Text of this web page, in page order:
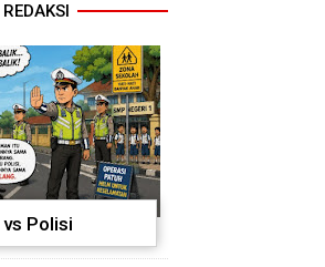
Polisi